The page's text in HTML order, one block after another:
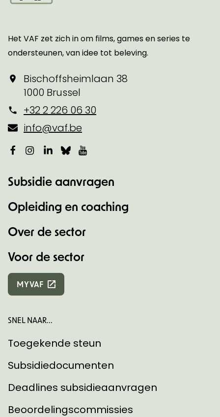
Het VAF zet zich in om films, games en series te
ondersteunen, van idee tot beleving.
Bischoffsheimlaan 38
1000 Brussel
+32 2 226 06 30
info@vaf.be
Facebook
Instagram
LinkedIn
Bluesky
Subsidie aanvragen
Opleiding en coaching
Over de sector
Voor de sector
MYVAF
SNEL NAAR...
Toegekende steun
Subsidiedocumenten
Deadlines subsidieaanvragen
Beoordelingscommissies